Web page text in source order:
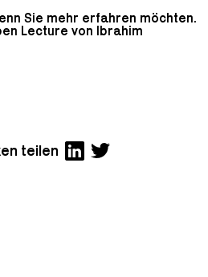
Sie mehr erfahren möchten.
Lecture von Ibrahim
teilen